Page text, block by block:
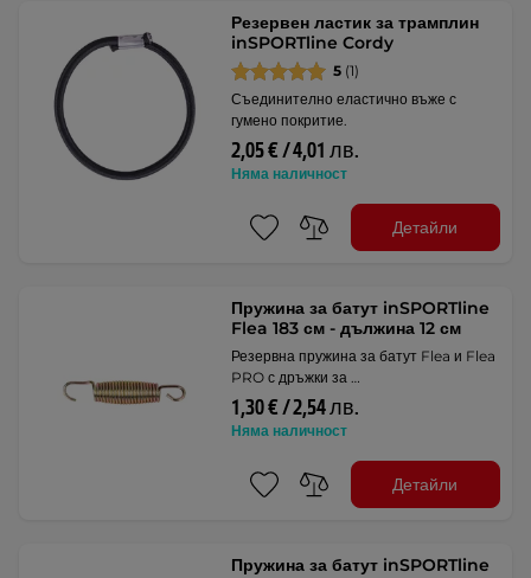
Резервен ластик за трамплин
inSPORTline Cordy
5 (1)
Съединително еластично въже с
гумено покритие.
2,05 € / 4,01 лв.
Няма наличност
Детайли
Пружина за батут inSPORTline
Flea 183 см - дължина 12 см
Резервна пружина за батут Flea и Flea
PRO с дръжки за …
1,30 € / 2,54 лв.
Няма наличност
Детайли
Пружина за батут inSPORTline